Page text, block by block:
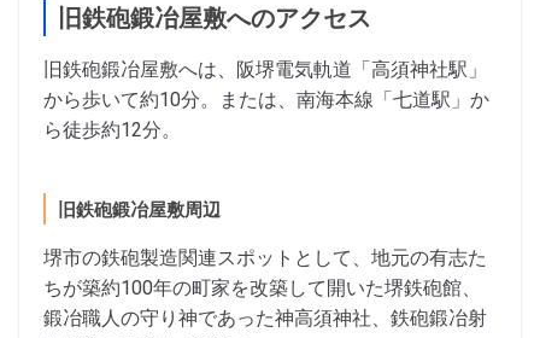
旧鉄砲鍛冶屋敷へのアクセス
旧鉄砲鍛冶屋敷へは、阪堺電気軌道「高須神社駅」
から歩いて約10分。または、南海本線「七道駅」か
ら徒歩約12分。
旧鉄砲鍛冶屋敷周辺
堺市の鉄砲製造関連スポットとして、地元の有志た
ちが築約100年の町家を改築して開いた堺鉄砲館、
鍛冶職人の守り神であった神高須神社、鉄砲鍛冶射